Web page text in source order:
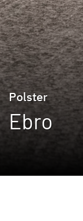
Ebro
Polster